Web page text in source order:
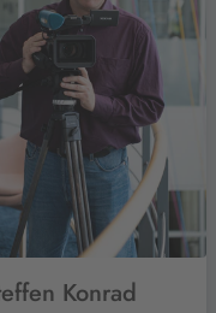
Konrad